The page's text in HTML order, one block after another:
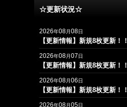
☆更新状況☆
2026年08月08日
【更新情報】新規8枚更新！！
2026年08月07日
【更新情報】新規8枚更新！！
2026年08月06日
【更新情報】新規8枚更新！！
2026年08月05日